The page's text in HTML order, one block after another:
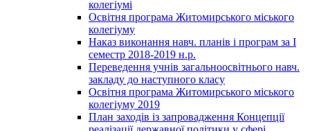
колегіумі
Освітня програма Житомирського міського
колегіуму
Наказ виконання навч. планів і програм за І
семестр 2018-2019 н.р.
Переведення учнів загальноосвітнього навч.
закладу до наступного класу
Освітня програма Житомирського міського
колегіуму 2019
План заходів із запровадження Концепції